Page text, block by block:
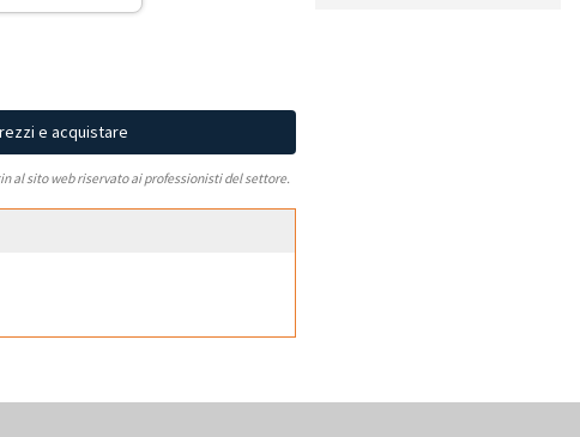
e acquistare
al sito web riservato ai professionisti del settore.